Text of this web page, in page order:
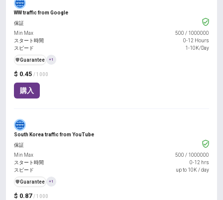
WW traffic from Google
$ 0.45 / 1000
購入
保証
Min Max
500 / 1000000
スタート時間
0-12 Hours
スピード
1-10K/Day
️🛡️Guarantee +1
South Korea traffic from YouTube
$ 0.87 / 1000
保証
Min Max
500 / 1000000
スタート時間
0-12 hrs
スピード
up to 10K / day
️🛡️Guarantee +1